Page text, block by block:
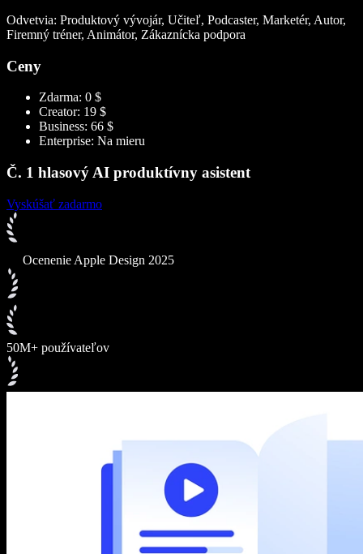
Odvetvia: Produktový vývojár, Učiteľ, Podcaster, Marketér, Autor,
Firemný tréner, Animátor, Zákaznícka podpora
Ceny
Zdarma: 0 $
Creator: 19 $
Business: 66 $
Enterprise: Na mieru
Č. 1 hlasový AI produktívny asistent
Vyskúšať zadarmo
Ocenenie Apple Design 2025
50M+ používateľov